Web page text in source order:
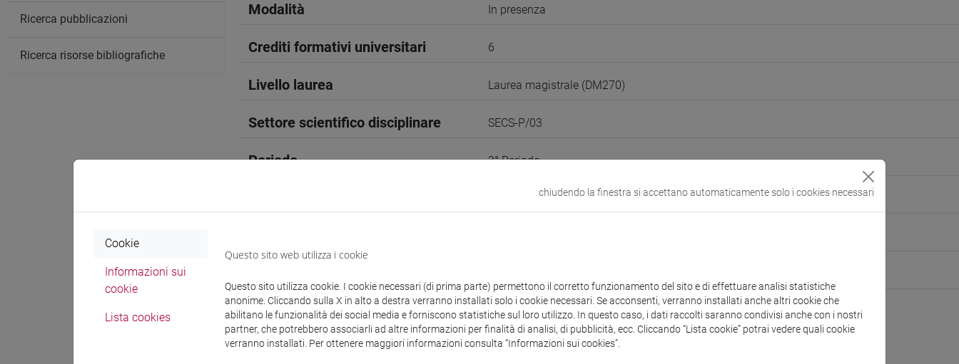
Modalità In presenza
Crediti formativi universitari 6
Livello laurea Laurea magistrale (DM270)
Settore scientifico disciplinare SECS-P/03
Periodo 3° Periodo
Ricerca pubblicazioni
Ricerca risorse bibliografiche
chiudendo la finestra si accettano automaticamente solo i cookies necessari
Cookie
Informazioni sui
cookie
Lista cookies
Questo sito web utilizza i cookie
Questo sito utilizza cookie. I cookie necessari (di prima parte) permettono il corretto funzionamento del sito e di effettuare analisi statistiche
anonime. Cliccando sulla X in alto a destra verranno installati solo i cookie necessari. Se acconsenti, verranno installati anche altri cookie che
abilitano le funzionalità dei social media e forniscono statistiche sul loro utilizzo. In questo caso, i dati raccolti saranno condivisi anche con i nostri
partner, che potrebbero associarli ad altre informazioni per finalità di analisi, di pubblicità, ecc. Cliccando “Lista cookie” potrai vedere quali cookie
verranno installati. Per ottenere maggiori informazioni consulta “Informazioni sui cookies”.